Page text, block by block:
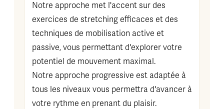
Notre approche met l'accent sur des
exercices de stretching efficaces et des
techniques de mobilisation active et
passive, vous permettant d'explorer votre
potentiel de mouvement maximal.
Notre approche progressive est adaptée à
tous les niveaux vous permettra d'avancer à
votre rythme en prenant du plaisir.